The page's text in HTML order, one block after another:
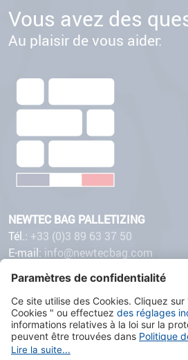
Vous avez des
Au plaisir de vous aider:
NEWTEC BAG PALLETIZING
Tél.: +33 (0)3 89 63 37 50
E-mail: info@newtecbag.com
32 avenue de Suisse
68110 ILLZACH